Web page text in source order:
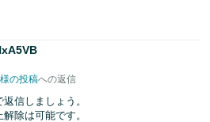
の投稿への返信
信しましょう。
除は可能です。